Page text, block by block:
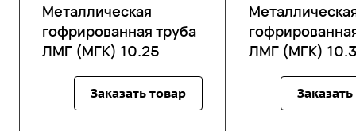
Металлическая
гофрированная труба
ЛМГ (МГК) 10.25
Заказать товар
ЛМГ (МГК)